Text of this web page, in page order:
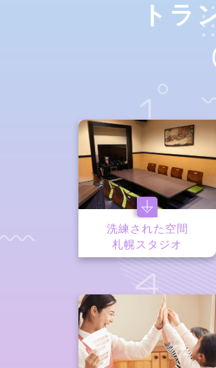
トラ
1
洗練された空間
札幌スタジオ
4